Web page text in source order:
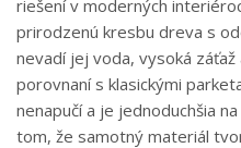
riešení v moderných
prirodzenú kresbu dreva s
nevadí jej voda, vysoká záťaž
porovnaní s klasickými
nenapučí a je jednoduchšia
tom, že samotný materiál